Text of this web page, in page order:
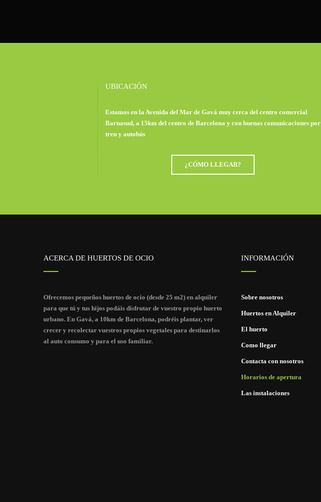
UBICACIÓN
Estamos en la Avenida del Mar de Gavá muy cerca del centro comercial
Barnasud, a 15km del centro de Barcelona y con buenas comunicaciones por
tren y autobús
¿CÓMO LLEGAR?
ACERCA DE HUERTOS DE OCIO
Ofrecemos pequeños huertos de ocio (desde 25 m2) en alquiler
para que tú y tus hijos podáis disfrutar de vuestro propio huerto
urbano. En Gavá, a 10km de Barcelona, podréis plantar, ver
crecer y recolectar vuestros propios vegetales para destinarlos
al auto consumo y para el uso familiar.
INFORMACIÓN
Sobre nosotros
Huertos en Alquiler
El huerto
Como llegar
Contacta con nosotros
Horarios de apertura
Las instalaciones